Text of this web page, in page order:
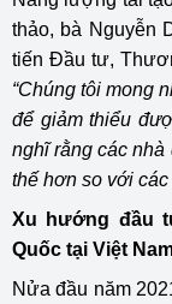
thảo, bà Nguyễn
tiến Đầu tư,
“Chúng tôi mong
để giảm thiểu
nghĩ rằng các
thế hơn so với
Xu hướng đầu
Quốc tại Việt
Nửa đầu năm